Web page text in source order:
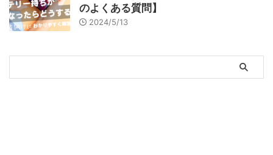
のよくある質問】
2024/5/13